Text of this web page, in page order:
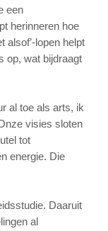
een
herinneren hoe
alsof’-lopen helpt
op, wat bijdraagt
al toe als arts, ik
visies sloten
tot
energie. Die
Daaruit
al